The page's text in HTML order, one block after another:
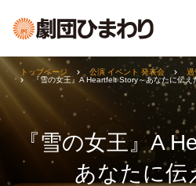
『雪の女王』A
あなたに伝
トップページ 公演 イベント 発表会
過
『雪の女王』A Heartfelt Story～あなたに伝え